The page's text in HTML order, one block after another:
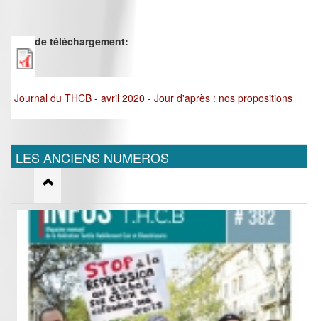
Lien de téléchargement:
Journal du THCB - avril 2020 - Jour d'après : nos propositions
LES ANCIENS NUMEROS